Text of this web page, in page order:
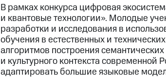
В рамках конкурса цифровая
и квантовые технологии». Молодые
разработки и исследования в
обучения в естественных и
алгоритмов построения
и культурного контекста
адаптировать большие языковые